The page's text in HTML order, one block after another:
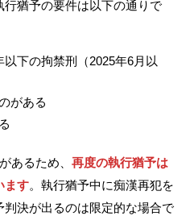
猶予の要件は以下の通りで
下の拘禁刑（2025年6月以
がある
あるため、 再度の執行猶予は
ます。執行猶予中に痴漢再犯を
判決が出るのは限定的な場合で